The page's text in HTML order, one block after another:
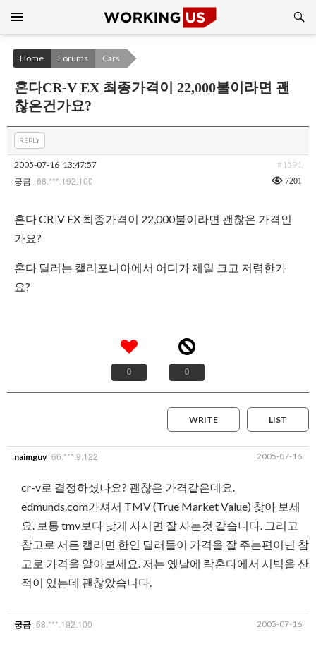
CONTENT
Home Forums Cars
혼다CR-V EX 최종가격이 22,000불이라면 괜
찮은건가요?
REPLY
2005-07-16 13:47:57 #1591
궁금 68.***.192.100 7201
혼다 CR-V EX 최종가격이 22,000불이라면 괜찮은 가격인
가요?
혼다 딜러는 캘리포니아에서 어디가 제일 크고 저렴한가
요?
0 0
LIST
WRITE
naimguy 66.***.9.122 2005-07-16
cr-v로 결정하셨나요? 괜찮은 가격같은데요.
edmunds.com가셔서 TMV (True Market Value) 찾아 보세
요. 보통 tmv보다 낮게 사시면 잘 사는것 같습니다. 그리고
참고로 서든 캘리면 한인 딜러들이 가격을 잘 주는편이닌 참
고로 가격을 알아보세요. 저는 옜날에 락혼다에서 시빅을 산
적이 있는데 괜찮았습니다.
궁금 68.***.192.100 2005-07-16